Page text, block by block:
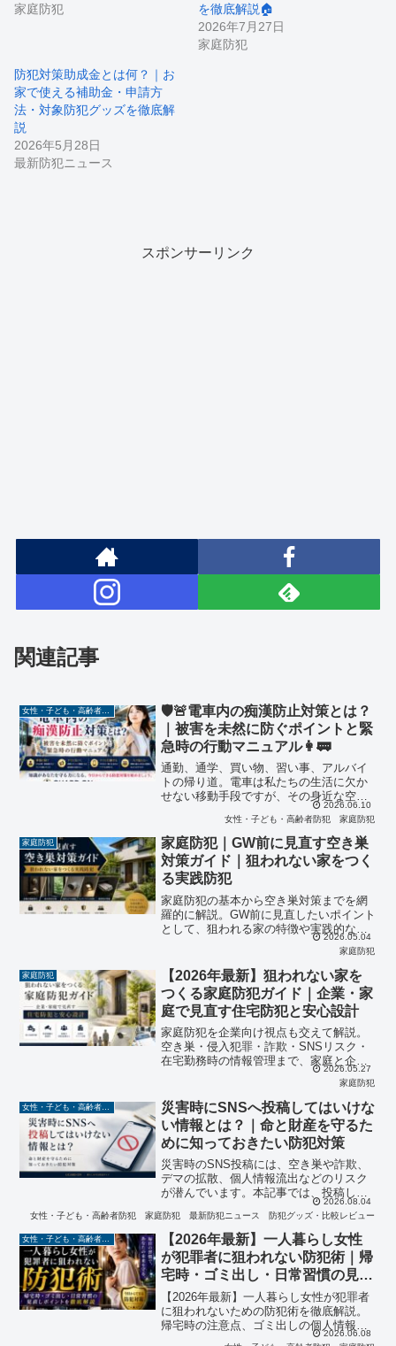
家庭防犯
を徹底解説🏠
2026年7月27日
家庭防犯
防犯対策助成金とは何？｜お
家で使える補助金・申請方
法・対象防犯グッズを徹底解
説
2026年5月28日
最新防犯ニュース
スポンサーリンク
関連記事
🛡️🚨電車内の痴漢防止対策とは？
｜被害を未然に防ぐポイントと緊
急時の行動マニュアル👩🚃
通勤、通学、買い物、習い事、アルバイ
トの帰り道。電車は私たちの生活に欠か
せない移動手段ですが、その身近な空間
で痴漢被害は今も起きています。怖いの
は、被害が「特別に危険な場所」だけで
起きるわけではないことです。いつもの
駅、いつもの車両、いつも...
2026.06.10
女性・子ども・高齢者防犯
家庭防犯
家庭防犯
家庭防犯｜GW前に見直す空き巣
対策ガイド｜狙われない家をつく
る実践防犯
家庭防犯の基本から空き巣対策までを網
羅的に解説。GW前に見直したいポイント
として、狙われる家の特徴や実践的な対
策、日常でできる工夫を分かりやすく紹
介します。家族と住まいを守るためのチ
ェック体制も解説。
2026.05.04
家庭防犯
家庭防犯
【2026年最新】狙われない家を
つくる家庭防犯ガイド｜企業・家
庭で見直す住宅防犯と安心設計
家庭防犯を企業向け視点も交えて解説。
空き巣・侵入犯罪・詐欺・SNSリスク・
在宅勤務時の情報管理まで、家庭と企業
の安心を守るために今すぐ見直したい防
犯対策を分かりやすく紹介します。
2026.05.27
家庭防犯
災害時にSNSへ投稿してはいけな
い情報とは？｜命と財産を守るた
めに知っておきたい防犯対策
災害時のSNS投稿には、空き巣や詐欺、
デマの拡散、個人情報流出などのリスク
が潜んでいます。本記事では、投稿して
はいけない情報や安全な情報発信の方
法、防犯アドバイザーの視点から実践で
きる対策を分かりやすく解説します。
2026.08.04
女性・子ども・高齢者防犯
家庭防犯 最新防犯ニュース 防犯グッズ・比較レビュー
女性・子ども・高齢者防犯
【2026年最新】一人暮らし女性
が犯罪者に狙われない防犯術｜帰
宅時・ゴミ出し・日常習慣の見直
しポイントを徹底解説
【2026年最新】一人暮らし女性が犯罪者
に狙われないための防犯術を徹底解説。
帰宅時の注意点、ゴミ出しの個人情報対
策、スマホや電話への防犯意識、日常習
2026.06.08